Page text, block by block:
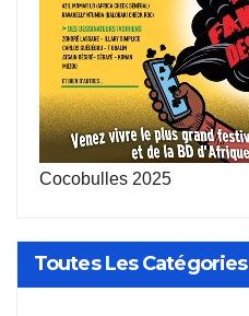
Cocobulles 2025
Toutes Les Catégories